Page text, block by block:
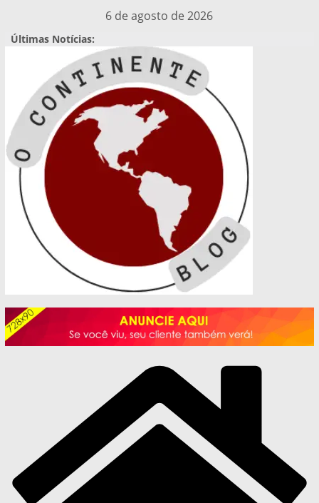
para
6 de agosto de 2026
Últimas Notícias: